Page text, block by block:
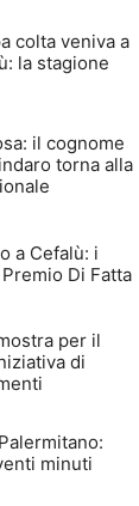
colta veniva a
la stagione
il cognome
torna alla
a Cefalù: i
Di Fatta
per il
di
minuti